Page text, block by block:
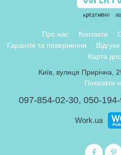
Про нас Контакти
Гарантія та повернення
Відгуки
Карта
Київ, вулиця Прирічна,
Показати
097-854-02-30, 050-
Work.ua